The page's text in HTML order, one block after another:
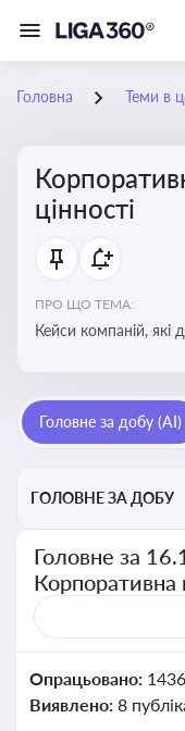
Головна Теми в
цінності
ПРО ЩО ТЕМА:
Кейси компаній, які
бізнес-середовища
Головне за добу (AI)
ГОЛОВНЕ ЗА ДОБУ
Головне за
Корпоративна
Опрацьовано:
Виявлено: 8